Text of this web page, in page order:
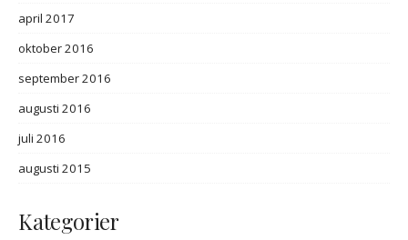
april 2017
oktober 2016
september 2016
augusti 2016
juli 2016
augusti 2015
Kategorier